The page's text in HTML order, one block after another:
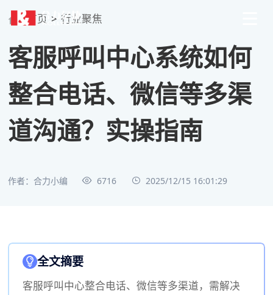
首页 > 行业聚焦
客服呼叫中心系统如何
整合电话、微信等多渠
道沟通？实操指南
作者：合力小编 6716 2025/12/15 16:01:29
全文摘要
客服呼叫中心整合电话、微信等多渠道，需解决